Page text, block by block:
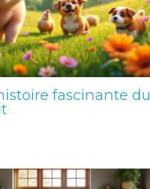
fascinante du